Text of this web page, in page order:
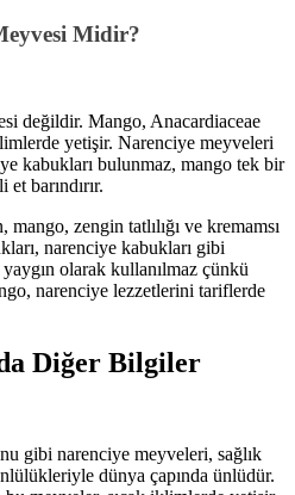
Midir?
değildir. Mango, Anacardiaceae
yetişir. Narenciye meyveleri
kabukları bulunmaz, mango tek bir
barındırır.
zengin tatlılığı ve kremamsı
narenciye kabukları gibi
olarak kullanılmaz çünkü
narenciye lezzetlerini tariflerde
Diğer Bilgiler
gibi narenciye meyveleri, sağlık
dünya çapında ünlüdür.